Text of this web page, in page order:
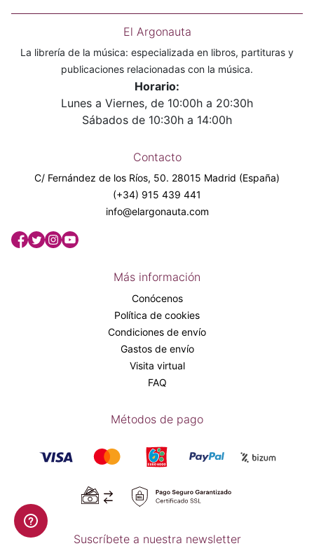
El Argonauta
La librería de la música: especializada en libros, partituras y
publicaciones relacionadas con la música.
Horario:
Lunes a Viernes, de 10:00h a 20:30h
Sábados de 10:30h a 14:00h
Contacto
C/ Fernández de los Ríos, 50. 28015 Madrid (España)
(+34) 915 439 441
info@elargonauta.com
Más información
Conócenos
Política de cookies
Condiciones de envío
Gastos de envío
Visita virtual
FAQ
Métodos de pago
Suscríbete a nuestra newsletter